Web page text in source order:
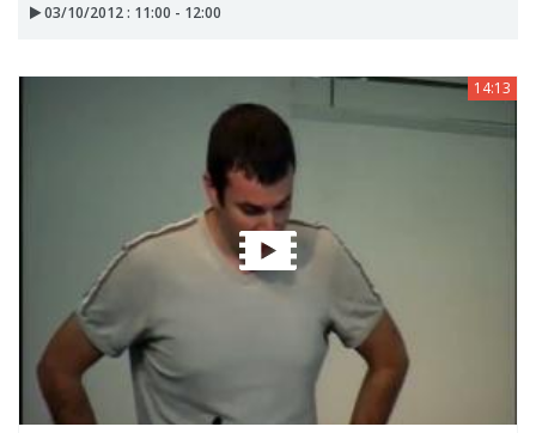
03/10/2012 : 11:00 - 12:00
14:13